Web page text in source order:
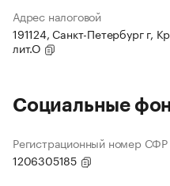
Адрес налоговой
191124, Санкт-Петербург г,
лит.О
Социальные
Регистрационный номер СФР
1206305185